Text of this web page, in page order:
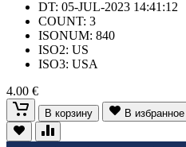
DT: 05-JUL-2023 14:41:12
COUNT: 3
ISONUM: 840
ISO2: US
ISO3: USA
4.00 €
В корзину В избранное